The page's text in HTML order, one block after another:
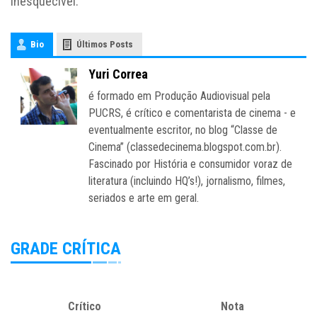
Bio Últimos Posts
Yuri Correa
é formado em Produção Audiovisual pela
PUCRS, é crítico e comentarista de cinema - e
eventualmente escritor, no blog “Classe de
Cinema” (classedecinema.blogspot.com.br).
Fascinado por História e consumidor voraz de
literatura (incluindo HQ’s!), jornalismo, filmes,
seriados e arte em geral.
GRADE CRÍTICA
Crítico Nota